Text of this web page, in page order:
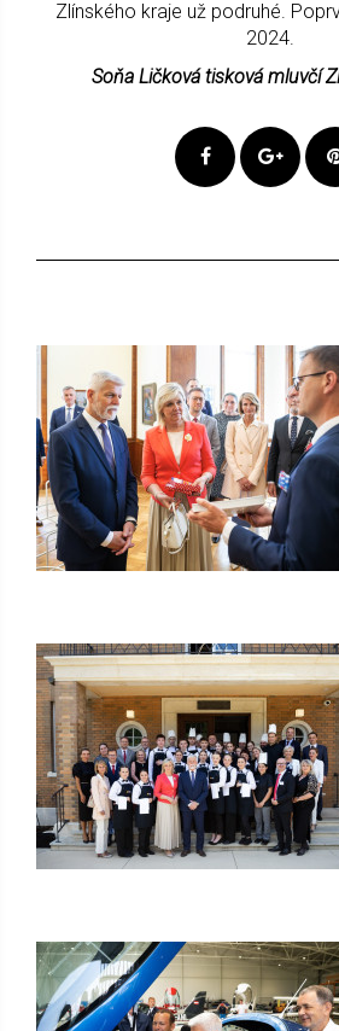
Zlínského kraje už podruhé.
2024.
Soňa Ličková tisková mluvčí